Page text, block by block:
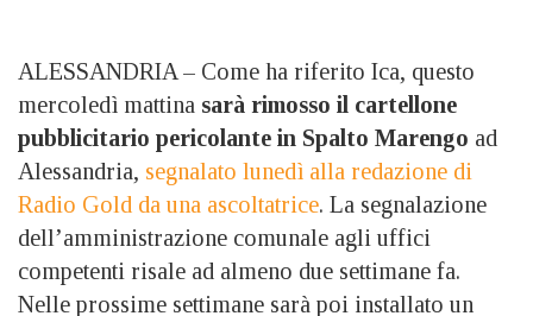
ALESSANDRIA – Come ha riferito Ica, questo
mercoledì mattina sarà rimosso il cartellone
pubblicitario pericolante in Spalto Marengo ad
Alessandria, segnalato lunedì alla redazione di
Radio Gold da una ascoltatrice. La segnalazione
dell’amministrazione comunale agli uffici
competenti risale ad almeno due settimane fa.
Nelle prossime settimane sarà poi installato un